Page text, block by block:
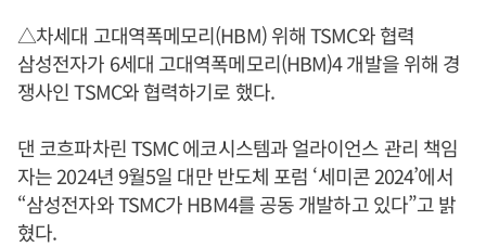
△차세대 고대역폭메모리(HBM) 위해 TSMC와 협력
삼성전자가 6세대 고대역폭메모리(HBM)4 개발을 위해 경
쟁사인 TSMC와 협력하기로 했다.
댄 코흐파차린 TSMC 에코시스템과 얼라이언스 관리 책임
자는 2024년 9월5일 대만 반도체 포럼 ‘세미콘 2024’에서
“삼성전자와 TSMC가 HBM4를 공동 개발하고 있다”고 밝
혔다.